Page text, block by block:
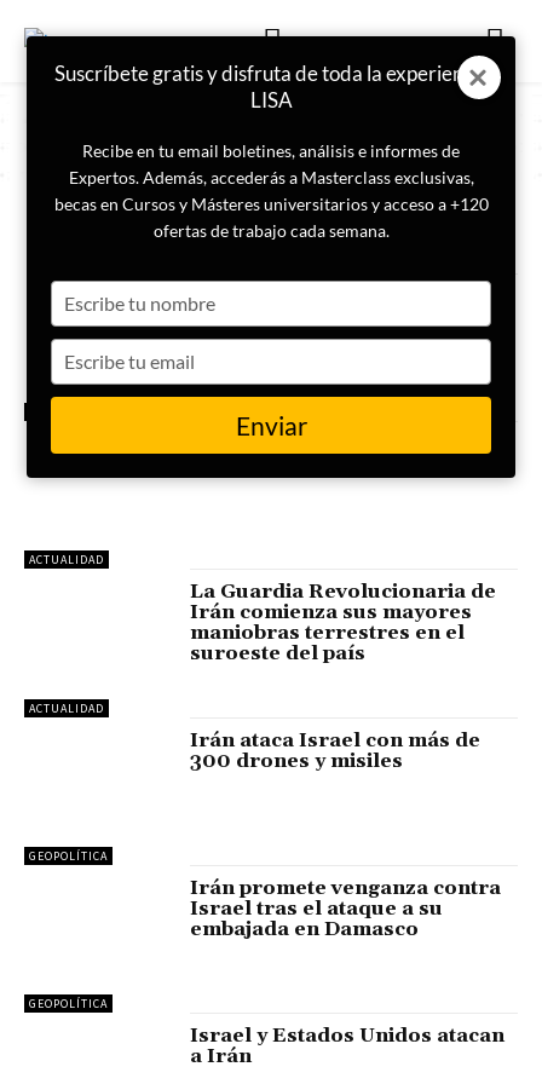
ETIQUETA
Guardia Revolucionaria de Irán
La Guardia Revolucionaria de
Irán cierra el estrecho de
Ormuz y amenaza con atacar a
quien cruce en él
ACTUALIDAD
La UE declara terrorista a la
ACTUALIDAD
La Guardia Revolucionaria de
Irán comienza sus mayores
maniobras terrestres en el
suroeste del país
GEOPOLÍTICA
Irán ataca Israel con más de
300 drones y misiles
GEOPOLÍTICA
Irán promete venganza contra
Israel tras el ataque a su
embajada en Damasco
Israel y Estados Unidos atacan
a Irán
Suscríbete gratis y disfruta de toda la experiencia
LISA
Recibe en tu email boletines, análisis e informes de
Expertos. Además, accederás a Masterclass exclusivas,
becas en Cursos y Másteres universitarios y acceso a +120
ofertas de trabajo cada semana.
your
name
your
email
Enviar